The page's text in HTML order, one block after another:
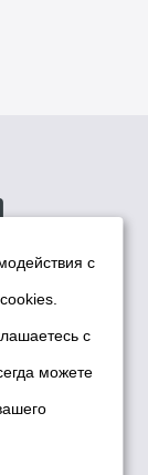
мэрии
с
с
можете